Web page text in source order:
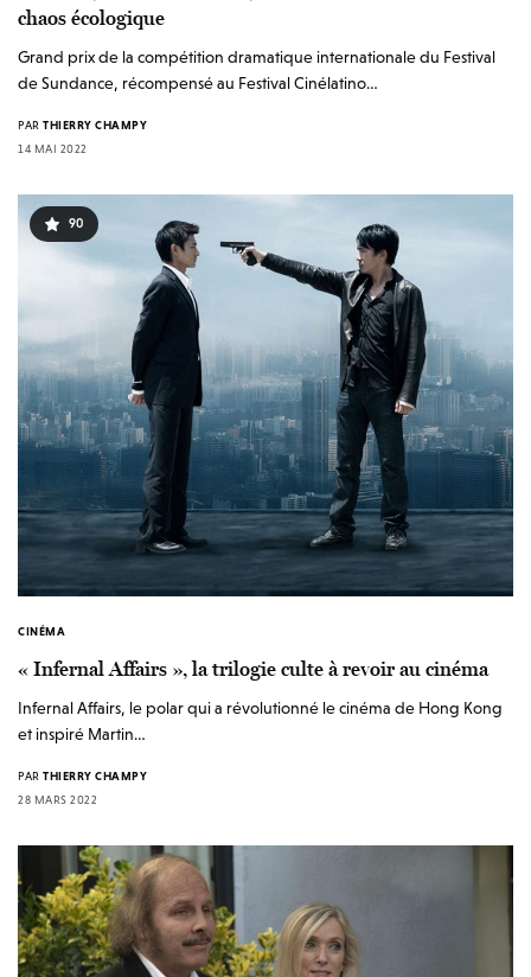
chaos écologique
Grand prix de la compétition dramatique internationale du Festival
de Sundance, récompensé au Festival Cinélatino…
PAR THIERRY CHAMPY
14 MAI 2022
90
CINÉMA
« Infernal Affairs », la trilogie culte à revoir au cinéma
Infernal Affairs, le polar qui a révolutionné le cinéma de Hong Kong
et inspiré Martin…
PAR THIERRY CHAMPY
28 MARS 2022